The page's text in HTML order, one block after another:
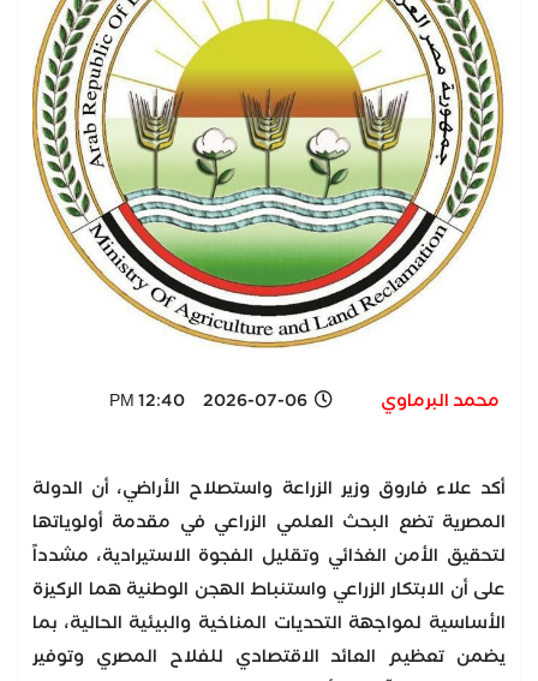
محمد البرماوي 2026-07-06 12:40 PM
أكد علاء فاروق وزير الزراعة واستصلاح الأراضي، أن الدولة
المصرية تضع البحث العلمي الزراعي في مقدمة أولوياتها
لتحقيق الأمن الغذائي وتقليل الفجوة الاستيرادية، مشدداً
على أن الابتكار الزراعي واستنباط الهجن الوطنية هما الركيزة
الأساسية لمواجهة التحديات المناخية والبيئية الحالية، بما
يضمن تعظيم العائد الاقتصادي للفلاح المصري وتوفير